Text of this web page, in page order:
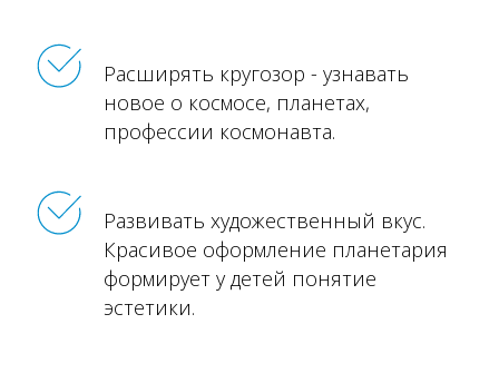
Расширять кругозор - узнавать
новое о космосе, планетах,
профессии космонавта.
Развивать художественный вкус.
Красивое оформление планетария
формирует у детей понятие
эстетики.